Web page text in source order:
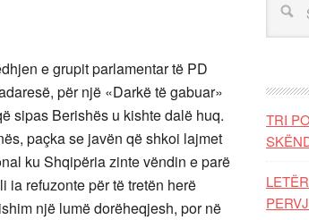
e grupit parlamentar të PD
për një «Darkë të gabuar»
sipas Berishës u kishte dalë huq.
paçka se javën që shkoi lajmet
ku Shqipëria zinte vëndin e parë
ia refuzonte për të tretën herë
një lumë dorëheqjesh, por në
TRI